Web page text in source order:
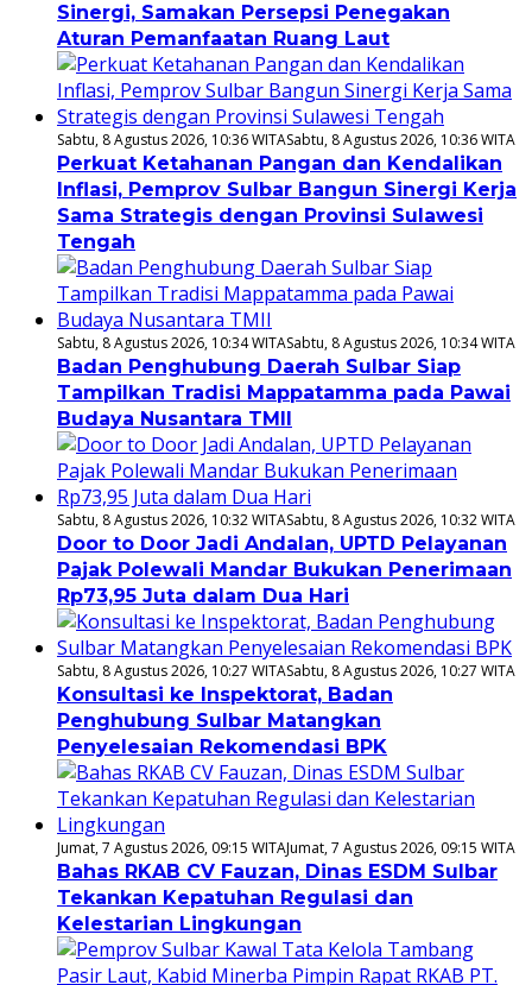
Sinergi, Samakan Persepsi Penegakan
Aturan Pemanfaatan Ruang Laut
Sabtu, 8 Agustus 2026, 10:36 WITASabtu, 8 Agustus 2026, 10:36 WITA
Perkuat Ketahanan Pangan dan Kendalikan
Inflasi, Pemprov Sulbar Bangun Sinergi Kerja
Sama Strategis dengan Provinsi Sulawesi
Tengah
Sabtu, 8 Agustus 2026, 10:34 WITASabtu, 8 Agustus 2026, 10:34 WITA
Badan Penghubung Daerah Sulbar Siap
Tampilkan Tradisi Mappatamma pada Pawai
Budaya Nusantara TMII
Sabtu, 8 Agustus 2026, 10:32 WITASabtu, 8 Agustus 2026, 10:32 WITA
Door to Door Jadi Andalan, UPTD Pelayanan
Pajak Polewali Mandar Bukukan Penerimaan
Rp73,95 Juta dalam Dua Hari
Sabtu, 8 Agustus 2026, 10:27 WITASabtu, 8 Agustus 2026, 10:27 WITA
Konsultasi ke Inspektorat, Badan
Penghubung Sulbar Matangkan
Penyelesaian Rekomendasi BPK
Jumat, 7 Agustus 2026, 09:15 WITAJumat, 7 Agustus 2026, 09:15 WITA
Bahas RKAB CV Fauzan, Dinas ESDM Sulbar
Tekankan Kepatuhan Regulasi dan
Kelestarian Lingkungan